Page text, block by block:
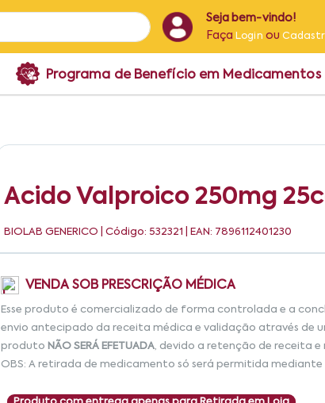
Seja bem-vindo!
Faça Login ou
Programa de Benefício em Medicamentos
Acido Valproico 250mg
BIOLAB GENERICO | Código: 532321 | EAN: 7896112401230
VENDA SOB PRESCRIÇÃO MÉDICA
Esse produto é comercializado de forma controlada e a
envio antecipado da receita médica e validação através de
produto NÃO SERÁ EFETUADA, devido a retenção de receita e
OBS: A retirada de medicamento só será permitida